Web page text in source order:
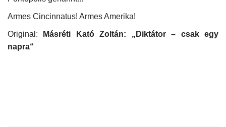
Armes Cincinnatus! Armes Amerika!
Original:
Másréti Kató Zoltán: „Diktátor – csak egy
napra“